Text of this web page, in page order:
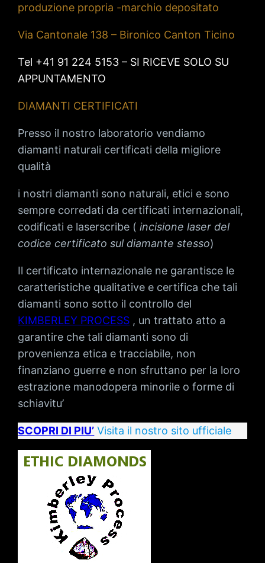
produzione propria -marchio depositato
Via Cantonale 138 – Bironico Canton Ticino
Tel +41 91 224 5153 – SI RICEVE SOLO SU
APPUNTAMENTO
DIAMANTI CERTIFICATI
Presso il nostro laboratorio vendiamo
diamanti naturali certificati della migliore
qualità
i nostri diamanti sono naturali, etici e sono
sempre corredati da certificati internazionali,
codificati e laserscribe (incisione laser del
codice certificato sul diamante stesso)
Il certificato internazionale ne garantisce le
caratteristiche qualitative e certifica che tali
diamanti sono sotto il controllo del
KIMBERLEY PROCESS , un trattato atto a
garantire che tali diamanti sono di
provenienza etica e tracciabile, non
finanziano guerre e non sfruttano per la loro
estrazione manodopera minorile o forme di
schiavitu’
SCOPRI DI PIU’ Visita il nostro sito ufficiale